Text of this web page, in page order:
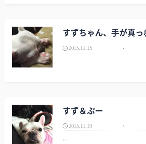
すずちゃん、手が真
2015.11.15
すず＆ぷー
2015.11.19
…